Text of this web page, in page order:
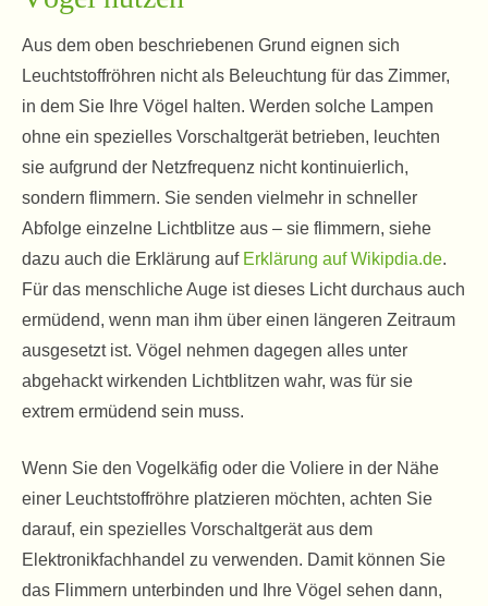
Aus dem oben beschriebenen Grund eignen sich
Leuchtstoffröhren nicht als Beleuchtung für das Zimmer,
in dem Sie Ihre Vögel halten. Werden solche Lampen
ohne ein spezielles Vorschaltgerät betrieben, leuchten
sie aufgrund der Netzfrequenz nicht kontinuierlich,
sondern flimmern. Sie senden vielmehr in schneller
Abfolge einzelne Lichtblitze aus – sie flimmern, siehe
dazu auch die Erklärung auf Erklärung auf Wikipdia.de.
Für das menschliche Auge ist dieses Licht durchaus auch
ermüdend, wenn man ihm über einen längeren Zeitraum
ausgesetzt ist. Vögel nehmen dagegen alles unter
abgehackt wirkenden Lichtblitzen wahr, was für sie
extrem ermüdend sein muss.
Wenn Sie den Vogelkäfig oder die Voliere in der Nähe
einer Leuchtstoffröhre platzieren möchten, achten Sie
darauf, ein spezielles Vorschaltgerät aus dem
Elektronikfachhandel zu verwenden. Damit können Sie
das Flimmern unterbinden und Ihre Vögel sehen dann,